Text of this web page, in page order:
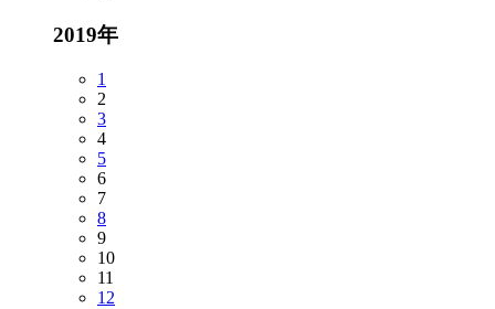
2019年
1
2
3
4
5
6
7
8
9
10
11
12